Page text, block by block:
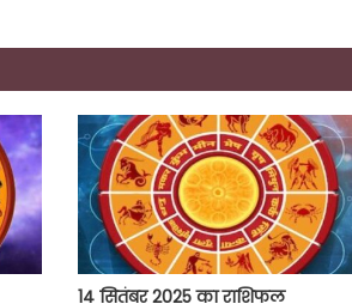
14 सितंबर 2025 का राशिफल